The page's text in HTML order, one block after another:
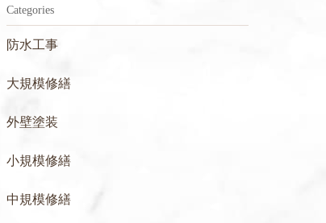
Categories
防水工事
大規模修繕
外壁塗装
小規模修繕
中規模修繕